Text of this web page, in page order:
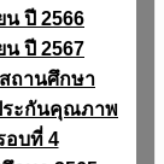
น ปี 2566
น ปี 2567
ถานศึกษา
ระกันคุณภาพ
อบที่ 4